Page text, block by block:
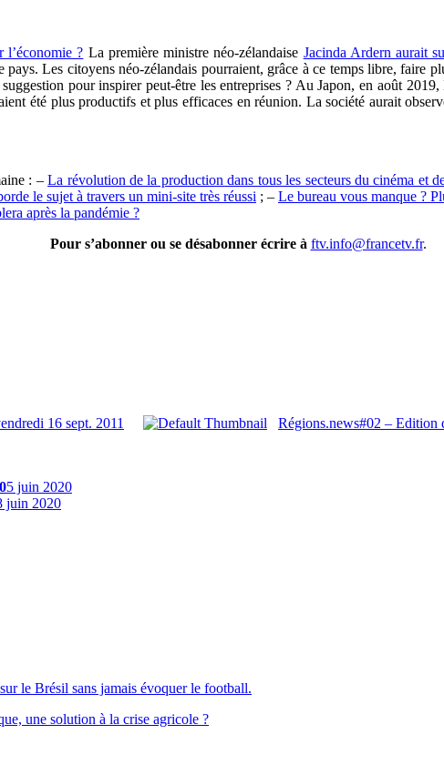
l’économie ? La première ministre néo-zélandaise Jacinda Ardern aurait
Les citoyens néo-zélandais pourraient, grâce à ce temps libre, faire
pour inspirer peut-être les entreprises ? Au Japon, en août
été plus productifs et plus efficaces en réunion. La société aurait
: –La révolution de la production dans tous les secteurs du cinéma et
le sujet à travers un mini-site très réussi ; – Le bureau vous manque ?
après la pandémie ?
Pour s’abonner ou se désabonner écrire à ftv.info@francetv.fr.
16 sept. 2011 Régions.news#02 – Edition
5 juin 2020
juin 2020
le Brésil sans jamais évoquer le football.
une solution à la crise agricole ?